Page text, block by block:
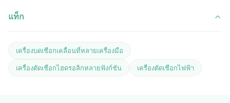
แท็ก
เครื่องบดเชือกเคลื่อนที่หลายเครื่องมือ
เครื่องตัดเชือกไฮดรอลิกหลายฟังก์ชัน
เครื่องตัดเชือกไฟฟ้า